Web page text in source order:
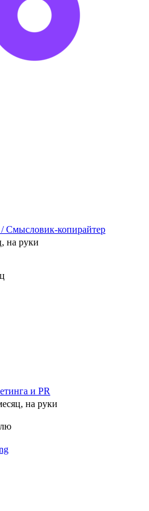
Смысловик‑копирайтер
на руки
и PR
на руки